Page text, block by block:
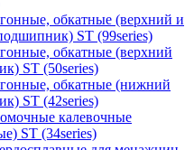
обкатные (верхний и
ST (99series)
обкатные (верхний
ST (50series)
обкатные (нижний
ST (42series)
калевочные
ST (34series)